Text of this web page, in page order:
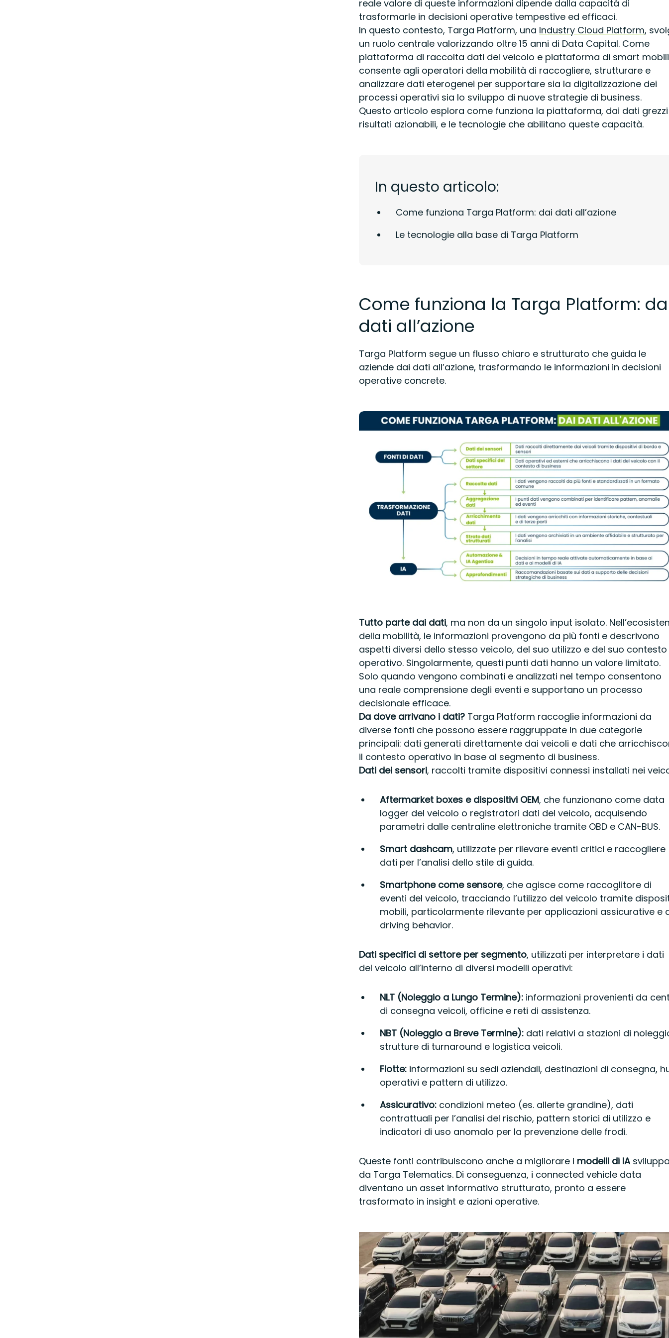
reale valore di queste informazioni dipende dalla capacità di
trasformarle in decisioni operative tempestive ed efficaci.
In questo contesto, Targa Platform, una Industry Cloud Platform,
un ruolo centrale valorizzando oltre 15 anni di Data Capital. Come
piattaforma di raccolta dati del veicolo e piattaforma di smart
consente agli operatori della mobilità di raccogliere, strutturare e
analizzare dati eterogenei per supportare sia la digitalizzazione dei
processi operativi sia lo sviluppo di nuove strategie di business.
Questo articolo esplora come funziona la piattaforma, dai dati
risultati azionabili, e le tecnologie che abilitano queste capacità.
In questo articolo:
Come funziona Targa Platform: dai dati all’azione
Le tecnologie alla base di Targa Platform
Come funziona la Targa Platform:
dati all’azione
Targa Platform segue un flusso chiaro e strutturato che guida le
aziende dai dati all’azione, trasformando le informazioni in decisioni
operative concrete.
Tutto parte dai dati, ma non da un singolo input isolato.
della mobilità, le informazioni provengono da più fonti e descrivono
aspetti diversi dello stesso veicolo, del suo utilizzo e del suo contesto
operativo. Singolarmente, questi punti dati hanno un valore limitato.
Solo quando vengono combinati e analizzati nel tempo consentono
una reale comprensione degli eventi e supportano un processo
decisionale efficace.
Da dove arrivano i dati? Targa Platform raccoglie informazioni da
diverse fonti che possono essere raggruppate in due categorie
principali: dati generati direttamente dai veicoli e dati che
il contesto operativo in base al segmento di business.
Dati dei sensori, raccolti tramite dispositivi connessi installati nei
Aftermarket boxes e dispositivi OEM, che funzionano come data
logger del veicolo o registratori dati del veicolo, acquisendo
parametri dalle centraline elettroniche tramite OBD e CAN-BUS.
Smart dashcam, utilizzate per rilevare eventi critici e raccogliere
dati per l’analisi dello stile di guida.
Smartphone come sensore, che agisce come raccoglitore di
eventi del veicolo, tracciando l’utilizzo del veicolo tramite
mobili, particolarmente rilevante per applicazioni assicurative e
driving behavior.
Dati specifici di settore per segmento, utilizzati per interpretare i dati
del veicolo all’interno di diversi modelli operativi:
NLT (Noleggio a Lungo Termine):informazioni provenienti da
di consegna veicoli, officine e reti di assistenza.
NBT (Noleggio a Breve Termine):dati relativi a stazioni di
strutture di turnaround e logistica veicoli.
Flotte:informazioni su sedi aziendali, destinazioni di consegna,
operativi e pattern di utilizzo.
Assicurativo:condizioni meteo (es. allerte grandine), dati
contrattuali per l’analisi del rischio, pattern storici di utilizzo e
indicatori di uso anomalo per la prevenzione delle frodi.
Queste fonti contribuiscono anche a migliorare i modelli di IA
da Targa Telematics. Di conseguenza, i connected vehicle data
diventano un asset informativo strutturato, pronto a essere
trasformato in insight e azioni operative.